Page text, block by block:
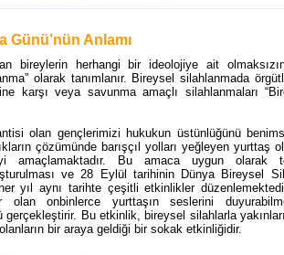
Günü’nün Anlamı
bireylerin herhangi bir ideolojiye ait
olarak tanımlanır. Bireysel silahlanmada
karşı veya savunma amaçlı silahlanmaları
olan gençlerimizi hukukun üstünlüğünü
çözümünde barışçıl yolları yeğleyen yurttaş
amaçlamaktadır. Bu amaca uygun olarak t
ve 28 Eylül tarihinin Dünya Bireysel
yıl aynı tarihte çeşitli etkinlikler
olan onbinlerce yurttaşın seslerini
gerçekleştirir. Bu etkinlik, bireysel silahlarla
bir araya geldiği bir sokak etkinliğidir.